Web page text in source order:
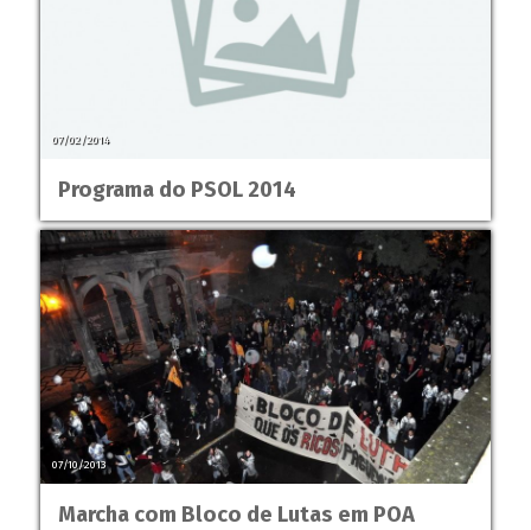
07/02/2014
Programa do PSOL 2014
07/10/2013
Marcha com Bloco de Lutas em POA